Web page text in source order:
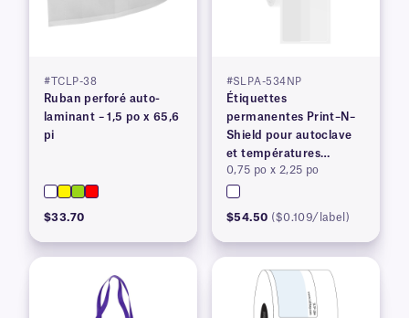
#TCLP-38
Ruban perforé auto-
laminant – 1,5 po x 65,6
pi
$33.70
#SLPA-534NP
Étiquettes
permanentes Print–N–
Shield pour autoclave
et températures
élevées
0,75 po x 2,25 po
$54.50 ($0.109/label)